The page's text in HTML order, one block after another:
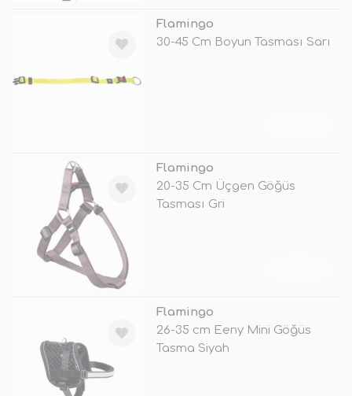
Flamingo
30-45 Cm Boyun Tasması Sarı
Flamingo
20-35 Cm Üçgen Göğüs
Tasması Gri
Flamingo
26-35 cm Eeny Mini Göğüs
Tasma Siyah